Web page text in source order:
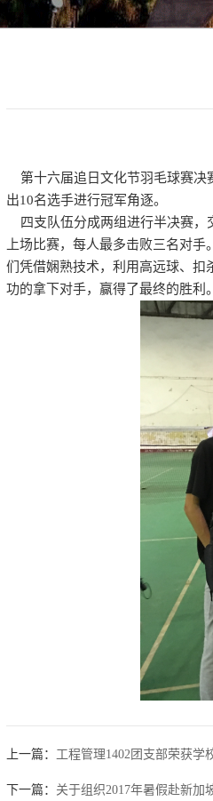
第十六届追日文化节羽毛球赛决
出10名选手进行冠军角逐。
四支队伍分成两组进行半决赛，
上场比赛，每人最多击败三名对
们凭借娴熟技术，利用高远球、扣
功的拿下对手，赢得了最终的胜利。
上一篇： 工程管理1402团支部荣获学
下一篇： 关于组织2017年暑假赴新加